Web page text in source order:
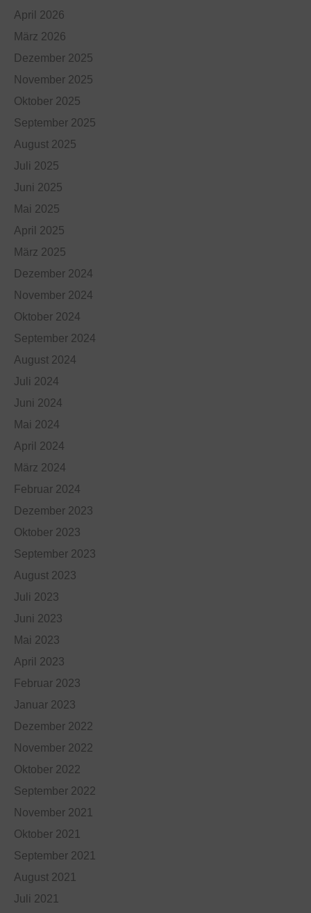
April 2026
März 2026
Dezember 2025
November 2025
Oktober 2025
September 2025
August 2025
Juli 2025
Juni 2025
Mai 2025
April 2025
März 2025
Dezember 2024
November 2024
Oktober 2024
September 2024
August 2024
Juli 2024
Juni 2024
Mai 2024
April 2024
März 2024
Februar 2024
Dezember 2023
Oktober 2023
September 2023
August 2023
Juli 2023
Juni 2023
Mai 2023
April 2023
Februar 2023
Januar 2023
Dezember 2022
November 2022
Oktober 2022
September 2022
November 2021
Oktober 2021
September 2021
August 2021
Juli 2021